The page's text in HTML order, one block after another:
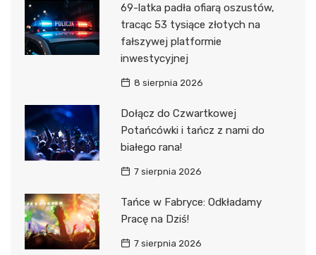
69-latka padła ofiarą oszustów,
tracąc 53 tysiące złotych na
fałszywej platformie
inwestycyjnej
8 sierpnia 2026
Dołącz do Czwartkowej
Potańcówki i tańcz z nami do
białego rana!
7 sierpnia 2026
Tańce w Fabryce: Odkładamy
Pracę na Dziś!
7 sierpnia 2026